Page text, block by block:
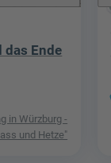
das Ende
in Würzburg -
und Hetze"